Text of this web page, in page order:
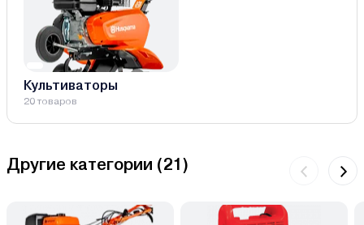
Культиваторы
20 товаров
Другие категории (21 )